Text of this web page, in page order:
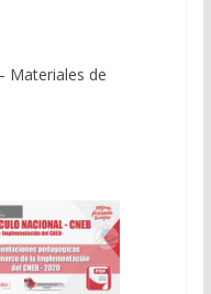
Materiales de